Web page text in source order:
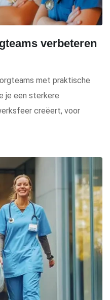
verbeteren
met praktische
je een sterkere
creëert, voor